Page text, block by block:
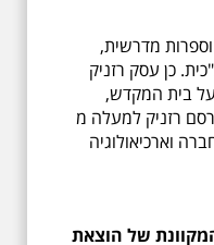
מדרשית,
כן עסק רזניק
בית המקדש,
רזניק למעלה מ
וארכיאולוגיה
של הוצאת